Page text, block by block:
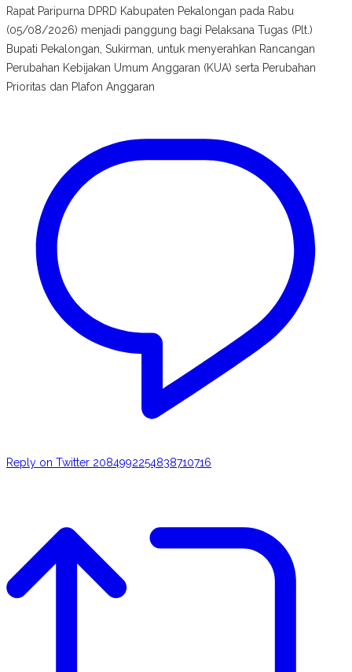
Rapat Paripurna DPRD Kabupaten Pekalongan pada Rabu
(05/08/2026) menjadi panggung bagi Pelaksana Tugas (Plt.)
Bupati Pekalongan, Sukirman, untuk menyerahkan Rancangan
Perubahan Kebijakan Umum Anggaran (KUA) serta Perubahan
Prioritas dan Plafon Anggaran
Reply on Twitter 2084992254838710716